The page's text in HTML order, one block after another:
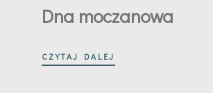
Dna moczanowa
CZYTAJ DALEJ